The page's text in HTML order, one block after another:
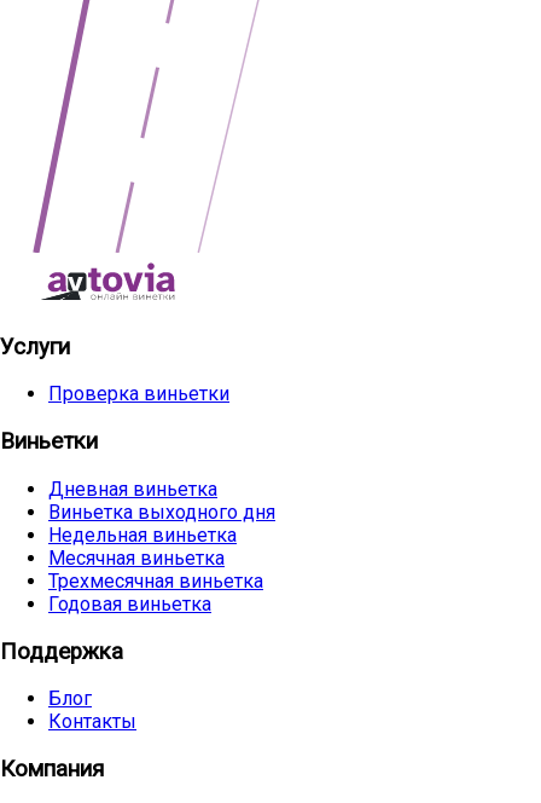
Услуги
Проверка виньетки
Виньетки
Дневная виньетка
Виньетка выходного дня
Недельная виньетка
Месячная виньетка
Трехмесячная виньетка
Годовая виньетка
Поддержка
Блог
Контакты
Компания